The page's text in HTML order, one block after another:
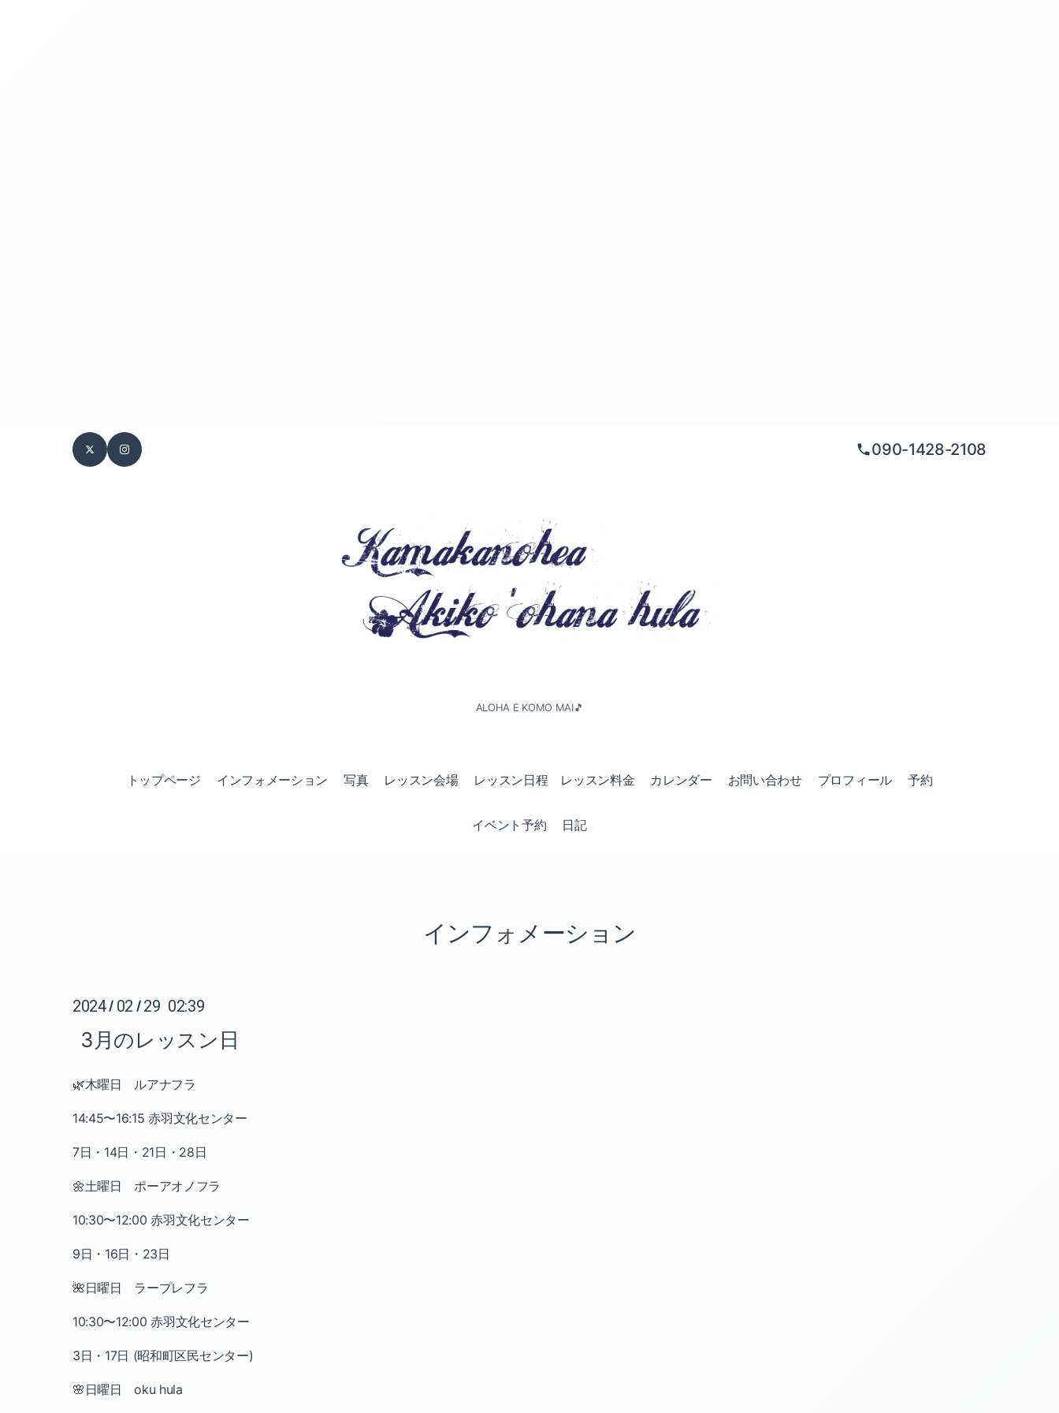
090-1428-2108
ALOHA E KOMO MAI🎵
トップページ インフォメーション 写真 レッスン会場 レッスン日程 レッスン料金 カレンダー お問い合わせ プロフィール 予約
イベント予約 日記
インフォメーション
2024/ 02 / 29 02:39
3月のレッスン日
🌿木曜日 ルアナフラ
14:45〜16:15 赤羽文化センター
7日・14日・21日・28日
🌼土曜日 ポーアオノフラ
10:30〜12:00 赤羽文化センター
9日・16日・23日
🌺日曜日 ラープレフラ
10:30〜12:00 赤羽文化センター
3日・17日 (昭和町区民センター)
🌸日曜日 oku hula